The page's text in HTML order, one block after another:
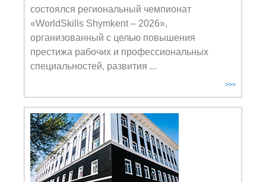
состоялся региональный чемпионат
«WorldSkills Shymkent – 2026»,
организованный с целью повышения
престижа рабочих и профессиональных
специальностей, развития ...
>>>